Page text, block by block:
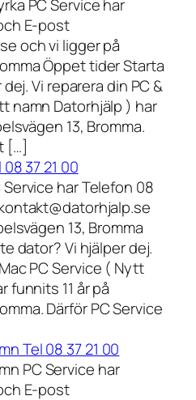
PC Service har
E-post
och vi ligger på
Öppet tider Starta
Vi reparera din PC &
namn Datorhjälp ) har
13, Bromma.
[…]
37 21 00
Service har Telefon 08
13, Bromma
dator? Vi hjälper dej.
PC Service ( Nytt
funnits 11 år på
Därför PC Service
Tel 08 37 21 00
PC Service har
E-post